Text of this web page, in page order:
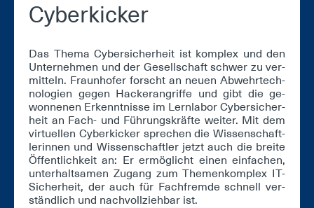
Cy­ber­ki­cker
Das The­ma Cy­ber­si­cher­heit ist kom­plex und den
Un­ter­neh­men und der Ge­sell­schaft schwer zu ver­
mit­teln. Fraun­ho­fer forscht an neu­en Ab­wehr­tech­
no­lo­gi­en ge­gen Ha­cker­an­grif­fe und gibt die ge­
won­ne­nen Er­kennt­nis­se im Lern­la­bor Cy­ber­si­cher­
heit an Fach- und Füh­rungs­kräf­te wei­ter. Mit dem
vir­tu­el­len Cy­ber­ki­cker spre­chen die Wis­sen­schaft­
le­rin­nen und Wis­sen­schaft­ler jetzt auch die brei­te
Öf­fent­lich­keit an: Er er­mög­licht ei­nen ein­fa­chen,
un­ter­halt­sa­men Zu­gang zum The­men­kom­plex IT-
Si­cher­heit, der auch für Fach­frem­de schnell ver­
ständ­lich und nach­voll­zieh­bar ist.